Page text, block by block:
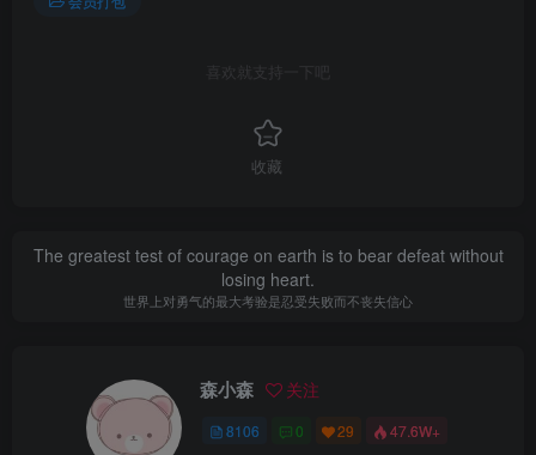
喜欢就支持一下吧
收藏
The greatest test of courage on earth is to bear defeat without
losing heart.
世界上对勇气的最大考验是忍受失败而不丧失信心
森小森 关注
8106 0 29 47.6W+